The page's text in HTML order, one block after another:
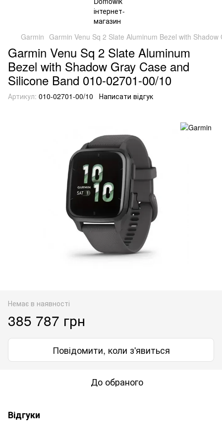
Garmin Garmin Venu Sq 2 Slate Aluminum Bezel with
Garmin Venu Sq 2 Slate Aluminum
Bezel with Shadow Gray Case and
Silicone Band 010-02701-00/10
Артикул: 010-02701-00/10 Написати відгук
Немає в наявності
385 787 грн
Повідомити, коли з'явиться
До обраного
Відгуки